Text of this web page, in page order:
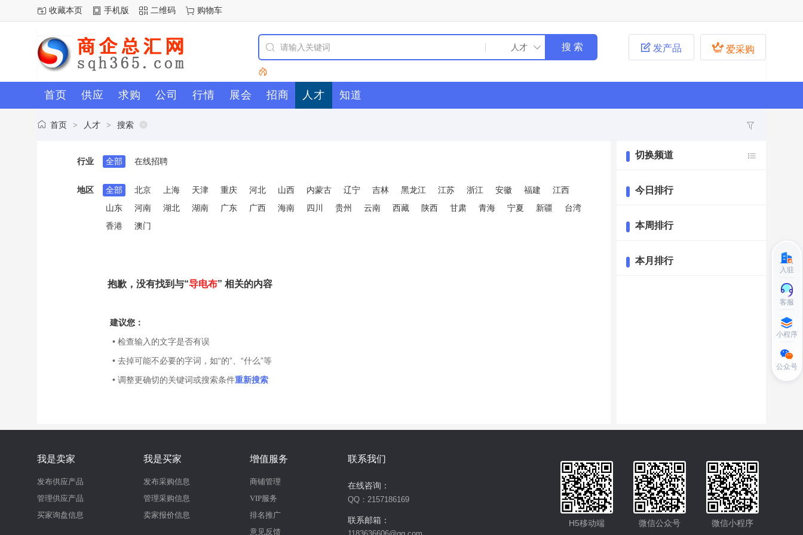
收藏本页 手机版 二维码 购物车
 爱采购
 发产品
首页 供应 求购 公司 行情 展会 招商 人才 知道
首页 > 人才 > 搜索
行业 全部 在线招聘
地区 全部 北京 上海 天津 重庆 河北 山西 内蒙古 辽宁 吉林 黑龙江 江苏 浙江 安徽 福建
江西
山东
河南 湖北 湖南 广东 广西 海南 四川 贵州 云南 西藏 陕西 甘肃 青海 宁夏 新疆
台湾
香港
澳门
抱歉，没有找到与“导电布” 相关的内容
建议您：
• 检查输入的文字是否有误
• 去掉可能不必要的字词，如“的”、“什么”等
• 调整更确切的关键词或搜索条件重新搜索
切换频道
今日排行
本周排行
本月排行
我是卖家
发布供应产品
管理供应产品
买家询盘信息
我是买家
发布采购信息
管理采购信息
卖家报价信息
增值服务
商铺管理
VIP服务
排名推广
意见反馈
联系我们
在线咨询：
QQ：2157186169
联系邮箱： 微信小程序
微信公众号
H5移动端
入驻
客服
小程序
公众号